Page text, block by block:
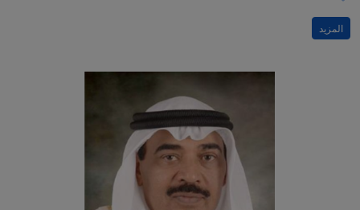
المزيد